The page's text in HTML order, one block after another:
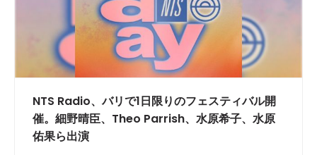
NTS Radio、バリで1日限りのフェスティバル開
催。細野晴臣、Theo Parrish、水原希子、水原
佑果ら出演